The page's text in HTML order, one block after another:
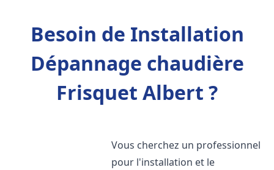
Besoin de Installation
Dépannage chaudière
Frisquet Albert ?
Vous cherchez un professionnel
pour l'installation et le